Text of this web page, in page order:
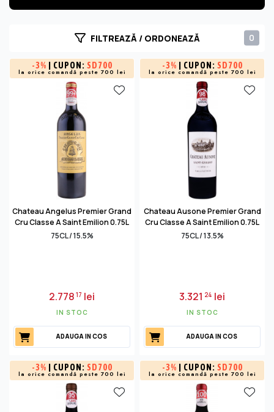
FILTREAZĂ / ORDONEAZĂ 0
-3% | CUPON: SD700
la orice comandă peste 700 lei
Chateau Angelus Premier Grand
Cru Classe A Saint Emilion 0.75L
75CL / 15.5%
2.77817 lei
IN STOC
ADAUGA IN COS
-3% | CUPON: SD700
la orice comandă peste 700 lei
Chateau Ausone Premier Grand
Cru Classe A Saint Emilion 0.75L
75CL / 13.5%
3.321 24 lei
IN STOC
ADAUGA IN COS
-3% | CUPON: SD700
la orice comandă peste 700 lei
-3% | CUPON: SD700
la orice comandă peste 700 lei